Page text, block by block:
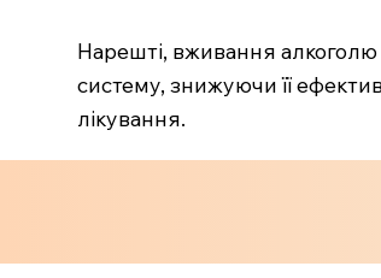
Нарешті, вживання
систему, знижуючи її
лікування.